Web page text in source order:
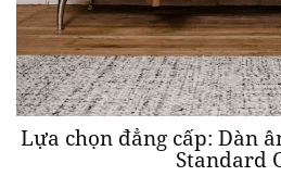
Lựa chọn đẳng cấp: Dàn
Standard